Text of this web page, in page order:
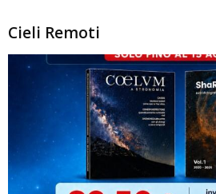
Cieli Remoti